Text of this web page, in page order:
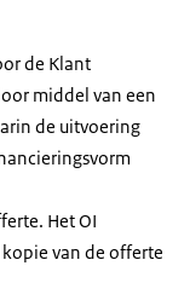
de Klant
middel van een
de uitvoering
Het OI
van de offerte